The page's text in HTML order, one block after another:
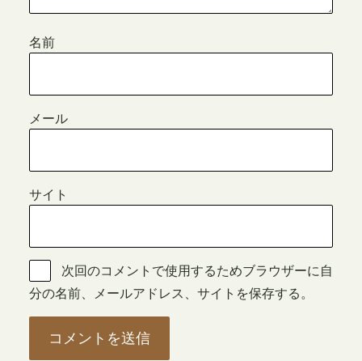
名前
メール
サイト
次回のコメントで使用するためブラウザーに自
分の名前、メールアドレス、サイトを保存する。